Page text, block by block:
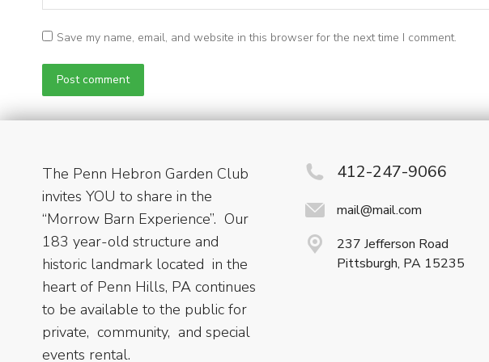
Save my name, email, and website in this browser for the next time I comment.
Post comment
The Penn Hebron Garden Club
invites YOU to share in the
“Morrow Barn Experience”. Our
183 year-old structure and
historic landmark located in the
heart of Penn Hills, PA continues
to be available to the public for
private, community, and special
events rental.
412-247-9066
mail@mail.com
237 Jefferson Road
Pittsburgh, PA 15235